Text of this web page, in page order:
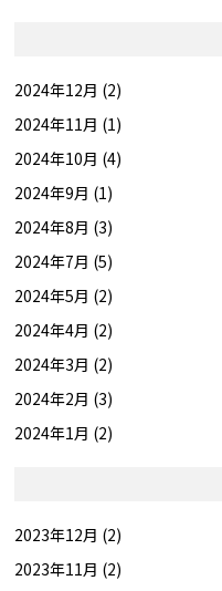
2024年12月 (2)
2024年11月 (1)
2024年10月 (4)
2024年9月 (1)
2024年8月 (3)
2024年7月 (5)
2024年5月 (2)
2024年4月 (2)
2024年3月 (2)
2024年2月 (3)
2024年1月 (2)
2023年12月 (2)
2023年11月 (2)